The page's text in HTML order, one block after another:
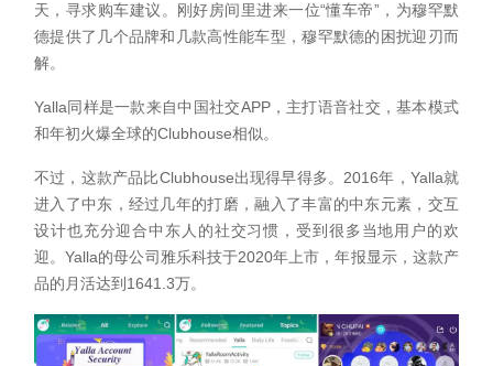
天，寻求购车建议。刚好房间里进来一位“懂车帝”，为穆罕默
德提供了几个品牌和几款高性能车型，穆罕默德的困扰迎刃而
解。
Yalla同样是一款来自中国社交APP，主打语音社交，基本模式
和年初火爆全球的Clubhouse相似。
不过，这款产品比Clubhouse出现得早得多。2016年，Yalla就
进入了中东，经过几年的打磨，融入了丰富的中东元素，交互
设计也充分迎合中东人的社交习惯，受到很多当地用户的欢
迎。Yalla的母公司雅乐科技于2020年上市，年报显示，这款产
品的月活达到1641.3万。